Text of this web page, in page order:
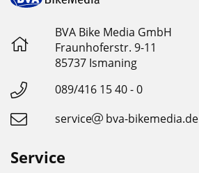
BVA Bike Media GmbH
Fraunhoferstr. 9-11
85737 Ismaning
089/416 15 40 - 0
service
bva-bikemedia.de
Service